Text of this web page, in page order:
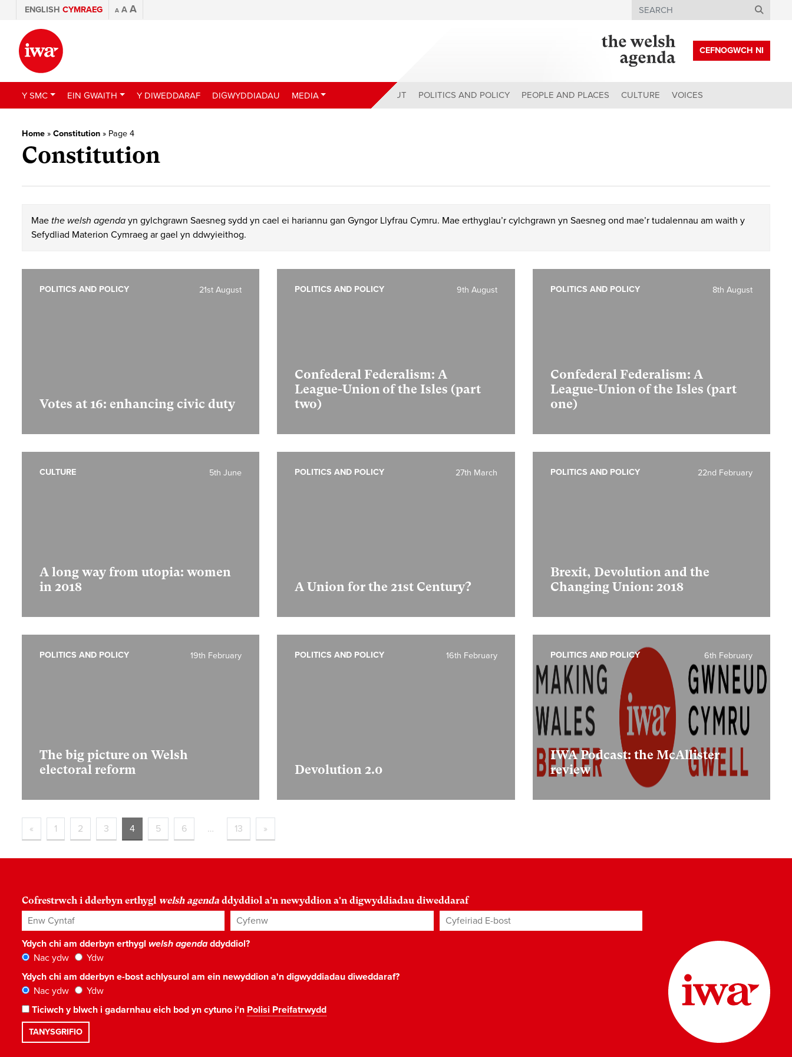
ENGLISH CYMRAEG A A A Search
CEFNOGWCH NI
Y SMC EIN GWAITH Y DIWEDDARAF DIGWYDDIADAU MEDIA ABOUT POLITICS AND POLICY PEOPLE AND PLACES CULTURE VOICES
Home » Constitution » Page 4
Constitution
Mae the welsh agenda yn gylchgrawn Saesneg sydd yn cael ei hariannu gan Gyngor Llyfrau Cymru. Mae erthyglau’r cylchgrawn yn Saesneg ond mae’r tudalennau am waith y
Sefydliad Materion Cymraeg ar gael yn ddwyieithog.
Votes at 16: enhancing civic duty
21st August
POLITICS AND POLICY
Confederal Federalism: A
League-Union of the Isles (part
two)
9th August
POLITICS AND POLICY
Confederal Federalism: A
League-Union of the Isles (part
one)
8th August
POLITICS AND POLICY
A long way from utopia: women
in 2018
5th June
CULTURE
A Union for the 21st Century?
27th March
POLITICS AND POLICY
Brexit, Devolution and the
Changing Union: 2018
22nd February
POLITICS AND POLICY
The big picture on Welsh
electoral reform
19th February
POLITICS AND POLICY
Devolution 2.0
16th February
POLITICS AND POLICY
IWA Podcast: the McAllister
review
6th February
POLITICS AND POLICY
« 1 2 3 4 5 6 … 13 »
Cofrestrwch i dderbyn erthygl welsh agenda ddyddiol a'n newyddion a'n digwyddiadau diweddaraf
Enw Cyntaf Cyfenw Cyfeiriad E-bost*
Ydych chi am dderbyn erthygl welsh agendaddyddiol?
Nac ydw
Ydw
Ydych chi am dderbyn e-bost achlysurol am ein newyddion a'n digwyddiadau diweddaraf?
Nac ydw
Ydw
Ticiwch y blwch i gadarnhau eich bod yn cytuno i'n Polisi Preifatrwydd